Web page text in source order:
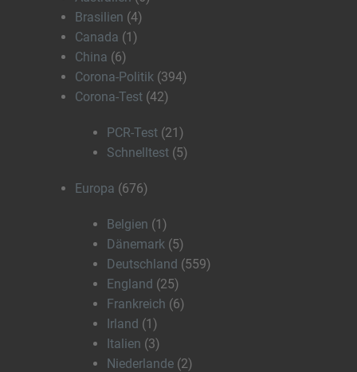
Brasilien (4)
Canada (1)
China (6)
Corona-Politik (394)
Corona-Test (42)
PCR-Test (21)
Schnelltest (5)
Europa (676)
Belgien (1)
Dänemark (5)
Deutschland (559)
England (25)
Frankreich (6)
Irland (1)
Italien (3)
Niederlande (2)